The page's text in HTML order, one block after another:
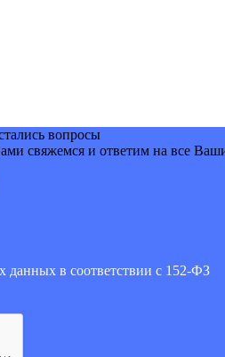
вопросы
свяжемся и ответим на все
данных в соответствии с 152-ФЗ